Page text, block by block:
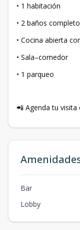
• 1 habitación
• 2 baños
• Cocina abierta
• Sala–comedor
• 1 parqueo
📲 Agenda tu
Bar
Lobby